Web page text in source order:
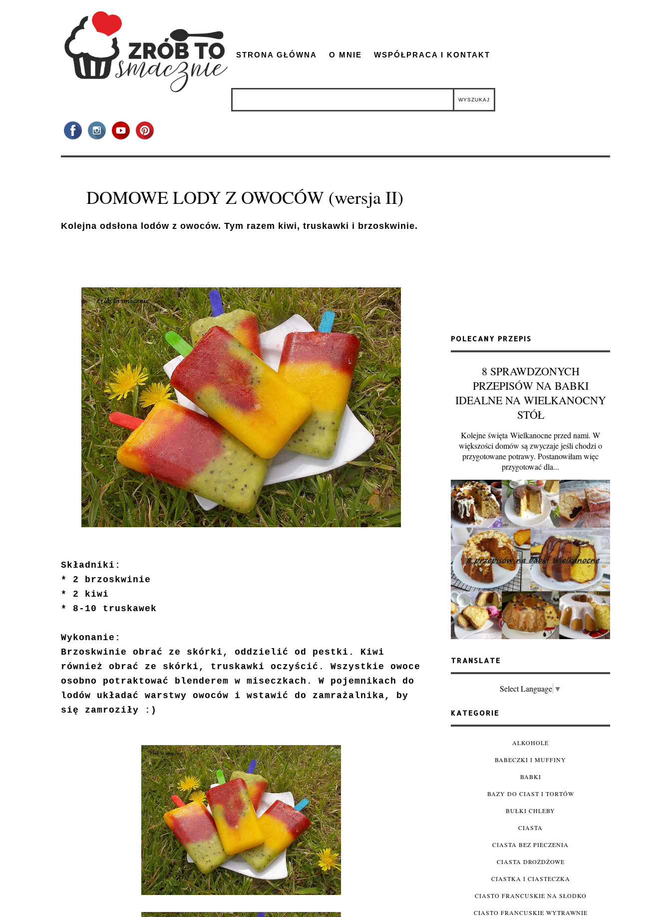
STRONA GŁÓWNA O MNIE WSPÓŁPRACA I KONTAKT
DOMOWE LODY Z OWOCÓW (wersja II)
Kolejna odsłona lodów z owoców. Tym razem kiwi, truskawki i brzoskwinie.
Składniki:
* 2 brzoskwinie
* 2 kiwi
* 8-10 truskawek
Wykonanie:
Brzoskwinie obrać ze skórki, oddzielić od pestki. Kiwi
również obrać ze skórki, truskawki oczyścić. Wszystkie owoce
osobno potraktować blenderem w miseczkach. W pojemnikach do
lodów układać warstwy owoców i wstawić do zamrażalnika, by
się zamroziły :)
POLECANY PRZEPIS
8 SPRAWDZONYCH
PRZEPISÓW NA BABKI
IDEALNE NA WIELKANOCNY
STÓŁ
Kolejne święta Wielkanocne przed nami. W
większości domów są zwyczaje jeśli chodzi o
przygotowane potrawy. Postanowiłam więc
przygotować dla...
TRANSLATE
Select Language ▼
KATEGORIE
ALKOHOLE
BABECZKI I MUFFINY
BABKI
BAZY DO CIAST I TORTÓW
BUŁKI CHLEBY
CIASTA
CIASTA BEZ PIECZENIA
CIASTA DROŻDŻOWE
CIASTKA I CIASTECZKA
CIASTO FRANCUSKIE NA SŁODKO
CIASTO FRANCUSKIE WYTRAWNIE